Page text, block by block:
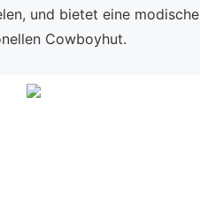
und bietet eine modische
Cowboyhut.